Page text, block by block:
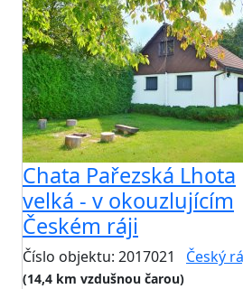
Chata Pařezská Lhota
velká - v okouzlujícím
Českém ráji
Číslo objektu: 2017021 Český
(14,4 km vzdušnou čarou)